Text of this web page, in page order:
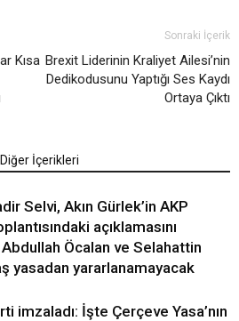
Kısa
Sonraki İçerik
Brexit Liderinin Kraliyet Ailesi’nin
Dedikodusunu Yaptığı Ses Kaydı
Ortaya Çıktı
İçerikleri
Selvi, Akın Gürlek’in AKP
açıklamasını
Abdullah Öcalan ve Selahattin
yasadan yararlanamayacak
imzaladı: İşte Çerçeve Yasa’nın